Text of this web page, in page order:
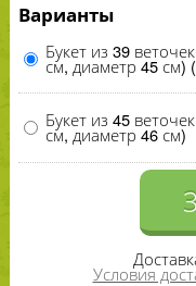
Варианты
Букет из 39
см, диаметр 45 см)
Букет из 45
см, диаметр 46 см)
Условия